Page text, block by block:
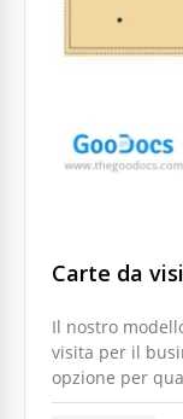
Carte da
Il nostro
visita per il
opzione per